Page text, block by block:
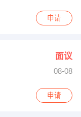
申请
面议
08-08
申请